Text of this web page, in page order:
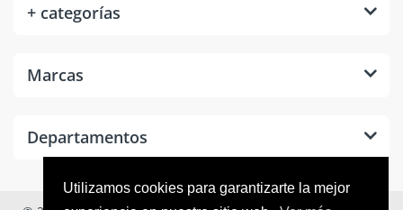
Utilizamos cookies para garantizarte la mejor
+ categorías
Marcas
Departamentos